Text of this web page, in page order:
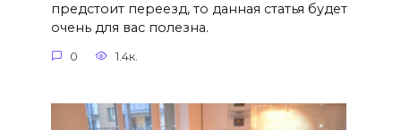
предстоит переезд, то данная статья будет
очень для вас полезна.
0 1.4к.